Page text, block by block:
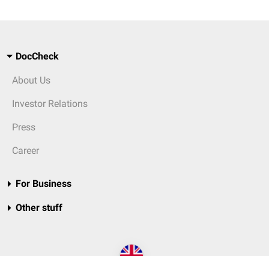
DocCheck
About Us
Investor Relations
Press
Career
For Business
Other stuff